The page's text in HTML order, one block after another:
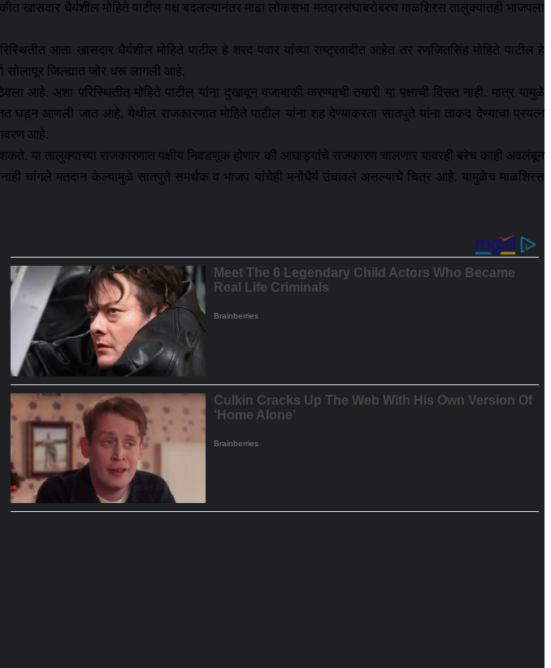
खासदार धैर्यशील मोहिते पाटील पक्ष बदलल्यानंतर माढा लोकसभा मतदारसंघाबरोबरच माळशिरस तालुक्यातही भाजपला
आता खासदार धैर्यशील मोहिते पाटील हे शरद पवार यांच्या राष्ट्रवादीत आहेत तर रणजितसिंह मोहिते पाटील हे
सोलापूर जिल्ह्यात जोर धरू लागली आहे.
परिस्थितीत मोहिते पाटील यांना दुखावून वजाबाकी करण्याची तयारी या पक्षाची दिसत नाही. मात्र यामुळे
घडून आणली जात आहे. येथील राजकारणात मोहिते पाटील यांना शह देण्याकरता सातपुते यांना ताकद देण्याचा प्रयत्न
आहे.
या तालुक्याच्या राजकारणात पक्षीय निवडणूक होणार की आघाड्यांचे राजकारण चालणार यावरही बरेच काही अवलंबून
चांगले मतदान केल्यामुळे सातपुते समर्थक व भाजप यांचेही मनोधैर्य उंचावले असल्याचे चित्र आहे. यामुळेच माळशिरस